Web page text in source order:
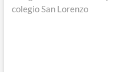
colegio San Lorenzo